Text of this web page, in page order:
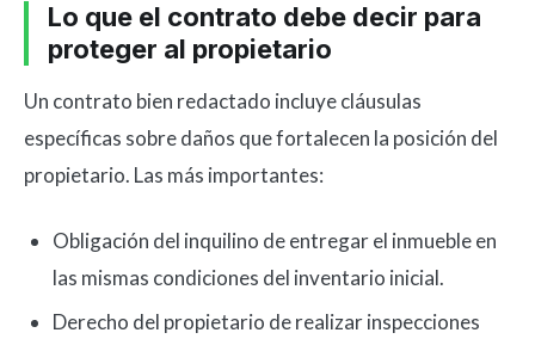
Lo que el contrato debe decir para
proteger al propietario
Un contrato bien redactado incluye cláusulas
específicas sobre daños que fortalecen la posición del
propietario. Las más importantes:
Obligación del inquilino de entregar el inmueble en
las mismas condiciones del inventario inicial.
Derecho del propietario de realizar inspecciones